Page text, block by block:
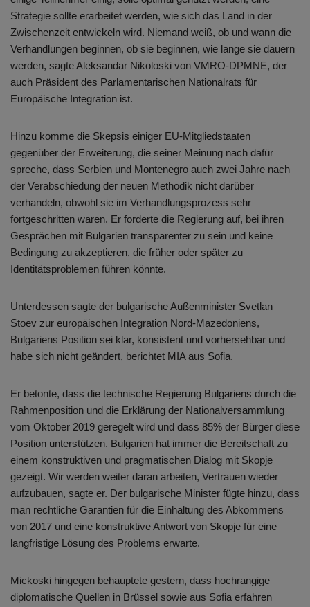
Strategie sollte erarbeitet werden, wie sich das Land in der
Zwischenzeit entwickeln wird. Niemand weiß, ob und wann die
Verhandlungen beginnen, ob sie beginnen, wie lange sie dauern
werden, sagte Aleksandar Nikoloski von VMRO-DPMNE, der
auch Präsident des Parlamentarischen Nationalrats für
Europäische Integration ist.
Hinzu komme die Skepsis einiger EU-Mitgliedstaaten
gegenüber der Erweiterung, die seiner Meinung nach dafür
spreche, dass Serbien und Montenegro auch zwei Jahre nach
der Verabschiedung der neuen Methodik nicht darüber
verhandeln, obwohl sie im Verhandlungsprozess sehr
fortgeschritten waren. Er forderte die Regierung auf, bei ihren
Gesprächen mit Bulgarien transparenter zu sein und keine
Bedingung zu akzeptieren, die früher oder später zu
Identitätsproblemen führen könnte.
Unterdessen sagte der bulgarische Außenminister Svetlan
Stoev zur europäischen Integration Nord-Mazedoniens,
Bulgariens Position sei klar, konsistent und vorhersehbar und
habe sich nicht geändert, berichtet MIA aus Sofia.
Er betonte, dass die technische Regierung Bulgariens durch die
Rahmenposition und die Erklärung der Nationalversammlung
vom Oktober 2019 geregelt wird und dass 85% der Bürger diese
Position unterstützen. Bulgarien hat immer die Bereitschaft zu
einem konstruktiven und pragmatischen Dialog mit Skopje
gezeigt. Wir werden weiter daran arbeiten, Vertrauen wieder
aufzubauen, sagte er. Der bulgarische Minister fügte hinzu, dass
man rechtliche Garantien für die Einhaltung des Abkommens
von 2017 und eine konstruktive Antwort von Skopje für eine
langfristige Lösung des Problems erwarte.
Mickoski hingegen behauptete gestern, dass hochrangige
diplomatische Quellen in Brüssel sowie aus Sofia erfahren